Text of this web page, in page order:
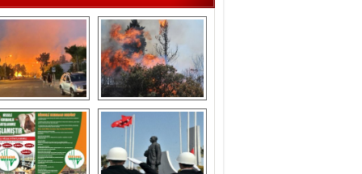
‘da  otluk
alanda çıkan
yangın evlere
sıçramadan
söndürüldü
Aliağa'nın Ciğerleri